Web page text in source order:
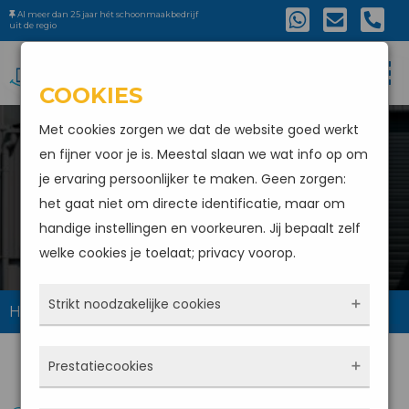
Al meer dan 25 jaar hét schoonmaakbedrijf
uit de regio
GEVEL LOODS REINIGEN
Home Gevel loods reinigen
COOKIES
Met cookies zorgen we dat de website goed werkt
en fijner voor je is. Meestal slaan we wat info op om
je ervaring persoonlijker te maken. Geen zorgen:
het gaat niet om directe identificatie, maar om
handige instellingen en voorkeuren. Jij bepaalt zelf
welke cookies je toelaat; privacy voorop.
Strikt noodzakelijke cookies
Prestatiecookies